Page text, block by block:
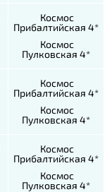
Космос
Прибалтийская 4*
Космос
Пулковская 4*
Космос
Прибалтийская 4*
Космос
Пулковская 4*
Космос
Прибалтийская 4*
Космос
Пулковская 4*